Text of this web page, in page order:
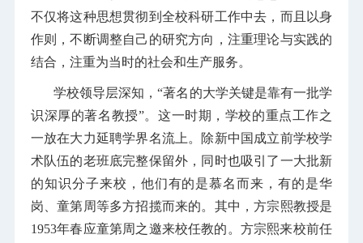
不仅将这种思想贯彻到全校科研工作中去，而且以身
作则，不断调整自己的研究方向，注重理论与实践的
结合，注重为当时的社会和生产服务。
学校领导层深知，“著名的大学关键是靠有一批学
识深厚的著名教授”。这一时期，学校的重点工作之
一放在大力延聘学界名流上。除新中国成立前学校学
术队伍的老班底完整保留外，同时也吸引了一大批新
的知识分子来校，他们有的是慕名而来，有的是华
岗、童第周等多方招揽而来的。其中，方宗熙教授是
1953年春应童第周之邀来校任教的。方宗熙来校前任